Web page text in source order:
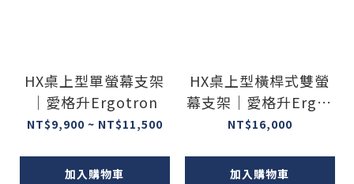
HX桌上型單螢幕支架
｜愛格升Ergotron
NT$9,900 ~ NT$11,500
加入購物車
HX桌上型橫桿式雙螢
幕支架｜愛格升Ergot
ron
NT$16,000
加入購物車